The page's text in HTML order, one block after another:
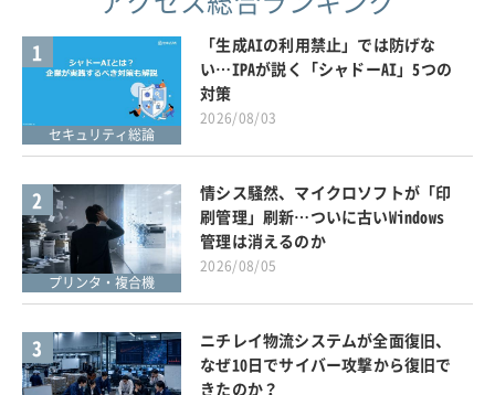
1
セキュリティ総論
「生成AIの利用禁止」では防げな
い…IPAが説く「シャドーAI」5つの
対策
2026/08/03
2
プリンタ・複合機
情シス騒然、マイクロソフトが「印
刷管理」刷新…ついに古いWindows
管理は消えるのか
2026/08/05
3
ニチレイ物流システムが全面復旧、
なぜ10日でサイバー攻撃から復旧で
きたのか？